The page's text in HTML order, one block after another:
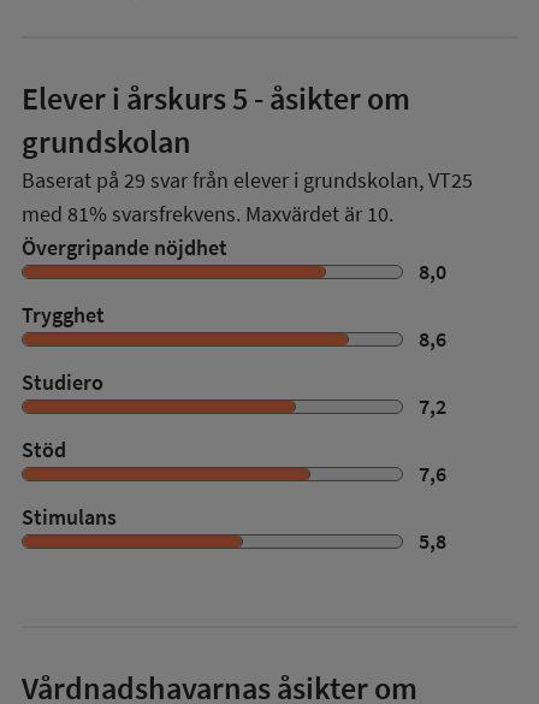
Elever i årskurs 5 - åsikter om
grundskolan
Baserat på 29 svar från elever i grundskolan,VT25
med 81% svarsfrekvens. Maxvärdet är 10.
Övergripande nöjdhet
8,0
Trygghet
8,6
Studiero
7,2
Stöd
7,6
Stimulans
5,8
Vårdnadshavarnas åsikter om